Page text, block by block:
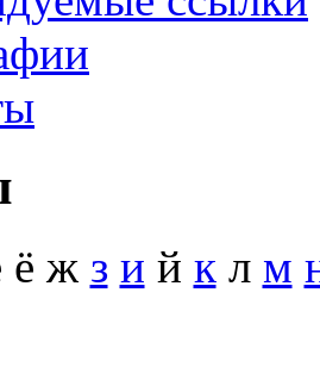
ё ж з и й к л м